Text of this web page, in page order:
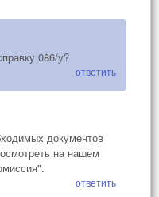
086/у?
ответить
документов
на нашем
ответить